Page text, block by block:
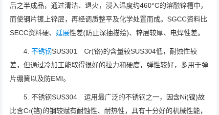
后之半成品，通过清洁、退火，浸入温度约460°C的溶融锌槽中，
而使钢片镀上锌层，再经调质整平及化学处置而成。SGCC资料比
SECC资料硬、 延展性差(防止深抽描绘)、锌层较厚、电焊性差。
4. 不锈钢SUS301 Cr(铬)的含量较SUS304低，耐蚀性较
差，但通过冷加工能取得很好的拉力和硬度，弹性较好，多用于弹
片绷簧以及防EMI。
5. 不锈钢SUS304 运用最广泛的不锈钢之一，因含Ni(镍)故
比含Cr(铬)的钢较赋有耐蚀性、耐热性，具有十分好的机械性能，